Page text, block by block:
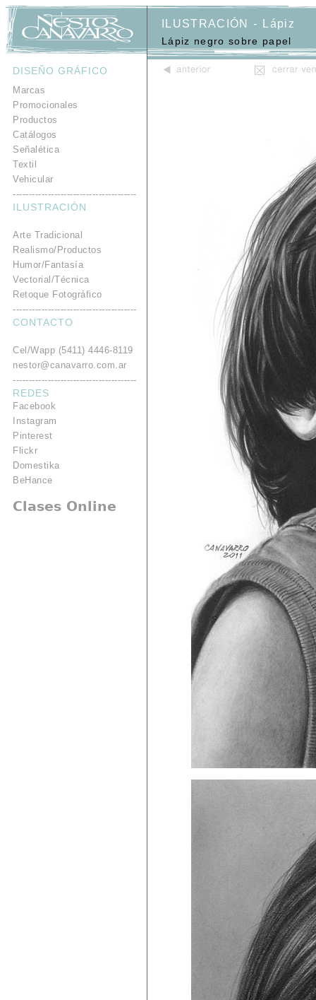
DISEÑO GRÁFICO
Marcas
Promocionales
Productos
Catálogos
Señalética
Textil
Vehicular
---------------------------------------
ILUSTRACIÓN
Arte Tradicional
Realismo/Productos
Humor/Fantasía
Vectorial/Técnica
Retoque Fotográfico
---------------------------------------
CONTACTO
Cel/Wapp (5411) 4446-8119
nestor@canavarro.com.ar
---------------------------------------
REDES
Facebook
Instagram
Pinterest
Flickr
Domestika
BeHance
Clases Online
ILUSTRACIÓN - Lápiz
Lápiz negro sobre papel